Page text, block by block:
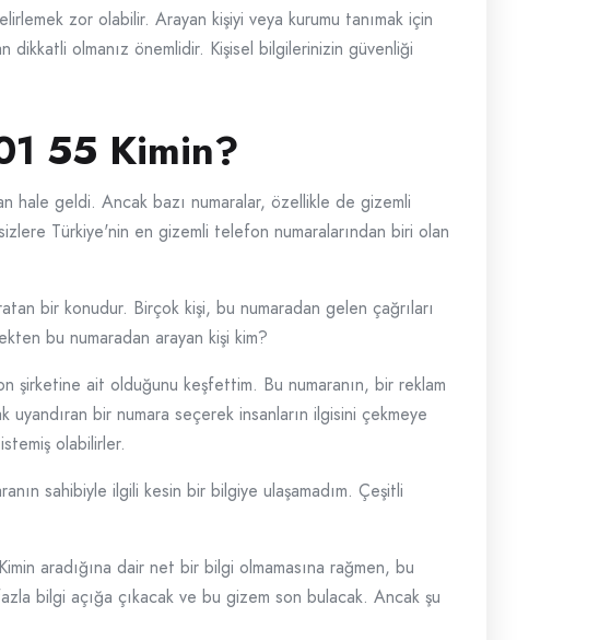
zor olabilir. Arayan kişiyi veya kurumu tanımak için
dikkatli olmanız önemlidir. Kişisel bilgilerinizin güvenliği
55 Kimin?
hale geldi. Ancak bazı numaralar, özellikle de gizemli
Türkiye'nin en gizemli telefon numaralarından biri olan
bir konudur. Birçok kişi, bu numaradan gelen çağrıları
bu numaradan arayan kişi kim?
şirketine ait olduğunu keşfettim. Bu numaranın, bir reklam
uyandıran bir numara seçerek insanların ilgisini çekmeye
olabilirler.
sahibiyle ilgili kesin bir bilgiye ulaşamadım. Çeşitli
aradığına dair net bir bilgi olmamasına rağmen, bu
bilgi açığa çıkacak ve bu gizem son bulacak. Ancak şu